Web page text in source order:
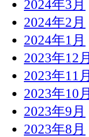
2024年3月
2024年2月
2024年1月
2023年12月
2023年11月
2023年10月
2023年9月
2023年8月